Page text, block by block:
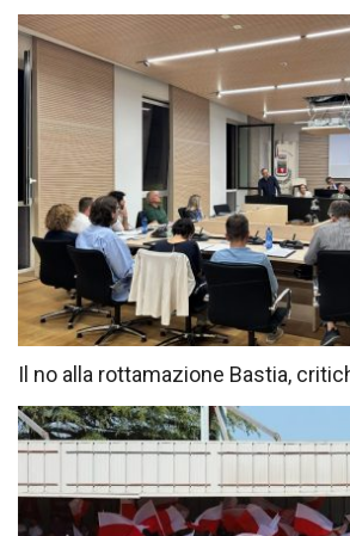
Il no alla rottamazione Bastia,